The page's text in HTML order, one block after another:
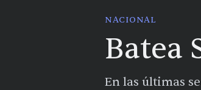
NACIONAL
Batea
En las últimas